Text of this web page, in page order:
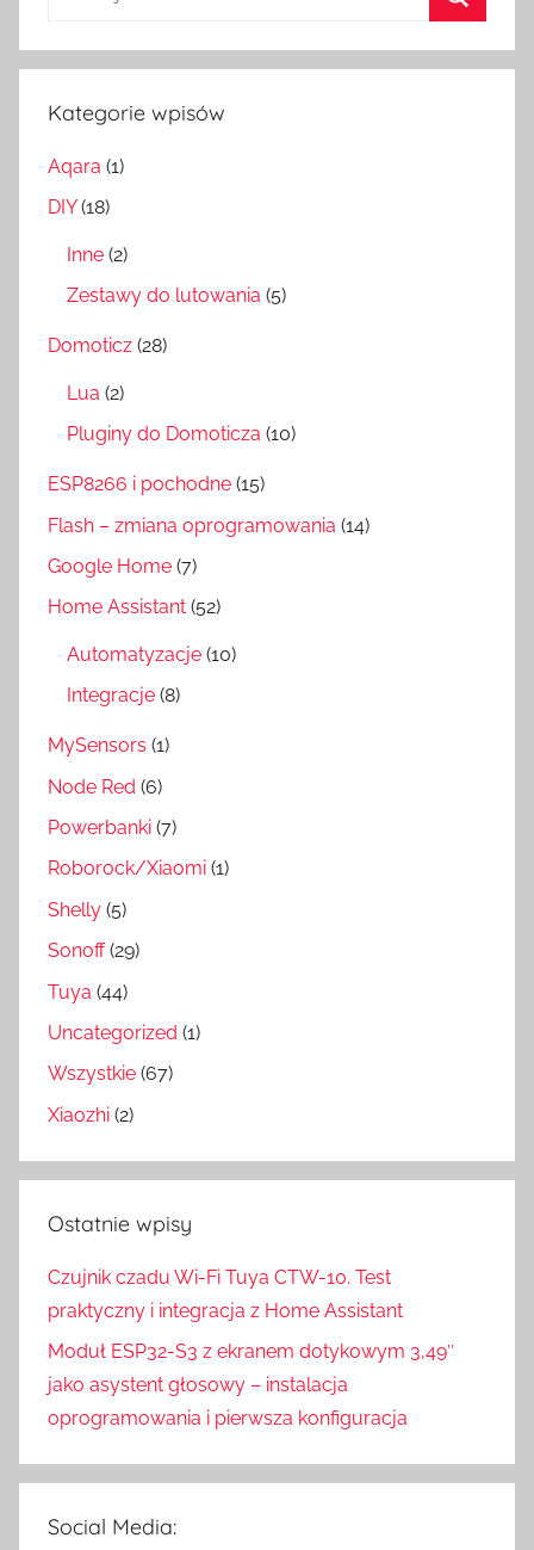
Kategorie wpisów
Aqara (1)
DIY(18)
Inne (2)
Zestawy do lutowania (5)
Domoticz (28)
Lua (2)
Pluginy do Domoticza (10)
ESP8266 i pochodne (15)
Flash – zmiana oprogramowania (14)
Google Home (7)
Home Assistant (52)
Automatyzacje (10)
Integracje (8)
MySensors (1)
Node Red (6)
Powerbanki (7)
Roborock/Xiaomi (1)
Shelly (5)
Sonoff(29)
Tuya (44)
Uncategorized (1)
Wszystkie (67)
Xiaozhi (2)
Ostatnie wpisy
Czujnik czadu Wi-Fi Tuya CTW-10. Test
praktyczny i integracja z Home Assistant
Moduł ESP32-S3 z ekranem dotykowym 3,49″
jako asystent głosowy – instalacja
oprogramowania i pierwsza konfiguracja
Social Media: